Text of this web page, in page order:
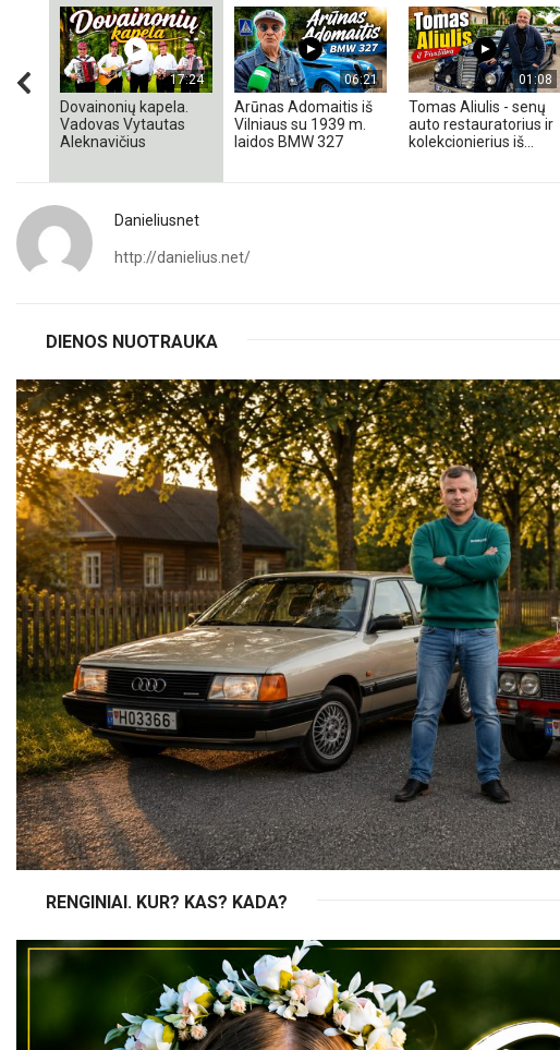
17:24
Dovainonių kapela.
Vadovas Vytautas
Aleknavičius
06:21
Arūnas Adomaitis iš
Vilniaus su 1939 m.
laidos BMW 327
01:08
Tomas Aliulis - senų
auto restauratorius ir
kolekcionierius iš...
Danieliusnet
http://danielius.net/
DIENOS NUOTRAUKA
RENGINIAI. KUR? KAS? KADA?